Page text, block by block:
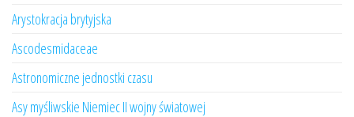
Arystokracja brytyjska
Ascodesmidaceae
Astronomiczne jednostki czasu
Asy myśliwskie Niemiec II wojny światowej